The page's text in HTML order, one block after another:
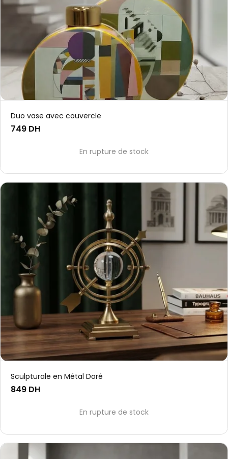
Duo vase avec couvercle
749 DH
Sculpturale en Métal Doré
849 DH